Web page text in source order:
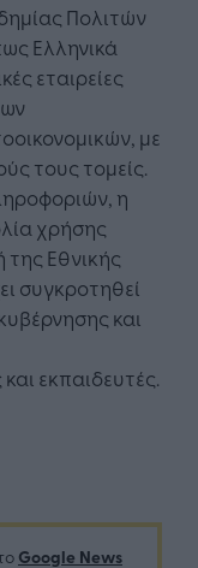
Πολιτών
Ελληνικά
εταιρείες
με
τους τομείς.
η
χρήσης
της Εθνικής
συγκροτηθεί
και
εκπαιδευτές.
Google News